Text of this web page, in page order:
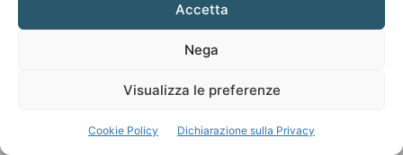
Accetta
Nega
Visualizza le preferenze
Cookie Policy Dichiarazione sulla Privacy